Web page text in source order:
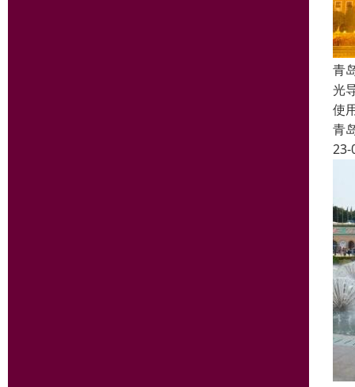
青
光
使
青
23-